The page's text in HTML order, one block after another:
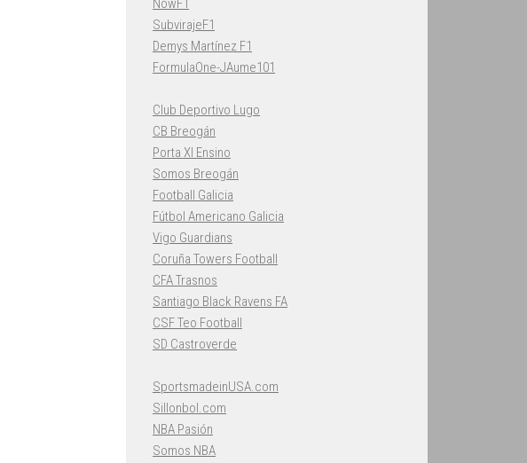
NowF1
SubvirajeF1
Demys Martínez F1
FormulaOne-JAume101
Club Deportivo Lugo
CB Breogán
Porta XI Ensino
Somos Breogán
Football Galicia
Fútbol Americano Galicia
Vigo Guardians
Coruña Towers Football
CFA Trasnos
Santiago Black Ravens FA
CSF Teo Football
SD Castroverde
SportsmadeinUSA.com
Sillonbol.com
NBA Pasión
Somos NBA